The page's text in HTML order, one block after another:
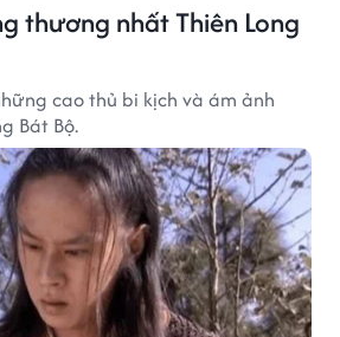
thương nhất Thiên Long
cao thủ bi kịch và ám ảnh
Bát Bộ.